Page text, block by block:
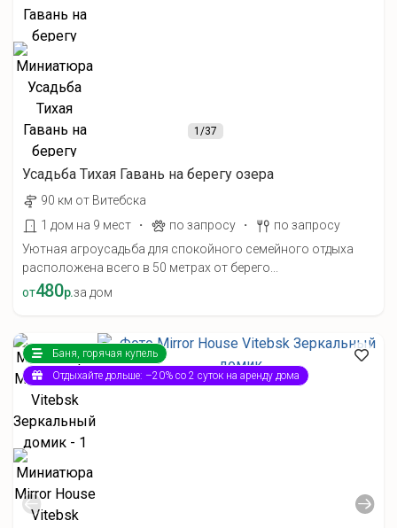
1/37
Усадьба Тихая Гавань на берегу озера
90 км от Витебска
1 дом на 9 мест
· по запросу ·
по запросу
Уютная агроусадьба для спокойного семейного отдыха
расположена всего в 50 метрах от берего...
от480р.за дом
Баня, горячая купель
Отдыхайте дольше: –20% со 2 суток на аренду дома